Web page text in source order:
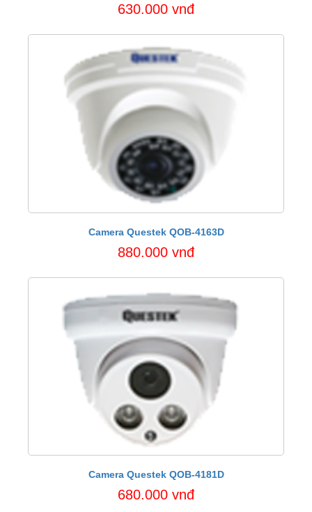
630.000 vnđ
Camera Questek QOB-4163D
880.000 vnđ
Camera Questek QOB-4181D
680.000 vnđ